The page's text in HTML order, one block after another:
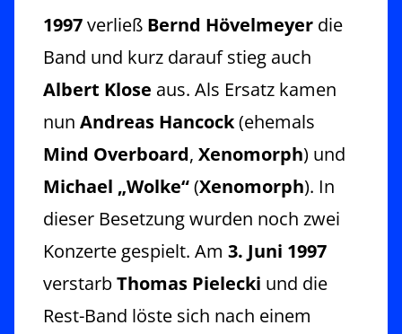
1997verließ Bernd Hövelmeyer die
Band und kurz darauf stieg auch
Albert Klose aus. Als Ersatz kamen
nun Andreas Hancock(ehemals
Mind Overboard, Xenomorph) und
Michael „Wolke“(Xenomorph). In
dieser Besetzung wurden noch zwei
Konzerte gespielt. Am 3. Juni 1997
verstarbThomas Pielecki und die
Rest-Band löste sich nach einem